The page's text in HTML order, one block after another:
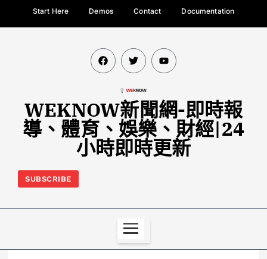
Start Here Demos Contact Documentation
WEKNOW新聞網-即時報
導、體育、娛樂、財經|24
小時即時更新
SUBSCRIBE